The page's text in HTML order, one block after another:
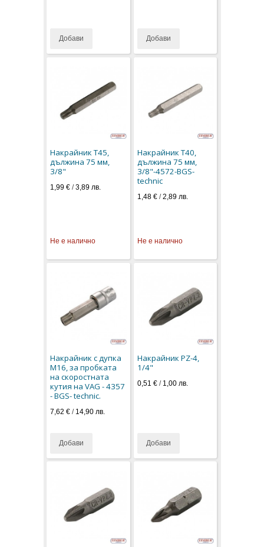
Добави Добави
Накрайник T45,
дължина 75 мм,
3/8"
1,99 € /3,89 лв.
Не е налично
Накрайник T40,
дължина 75 мм,
3/8"-4572-BGS-
technic
1,48 €/2,89 лв.
Не е налично
Накрайник с дупка
M16, за пробката
на скоростната
кутия на VAG - 4357
- BGS- technic.
7,62 € / 14,90 лв.
Добави
Накрайник PZ-4,
1/4"
0,51 €/ 1,00 лв.
Добави